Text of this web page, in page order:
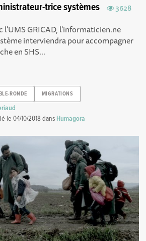
3628
trice systèmes
l'UMS GRICAD, l'informaticien.ne
interviendra pour accompagner
en SHS...
RONDE MIGRATIONS
le04/10/2018 dans Humagora